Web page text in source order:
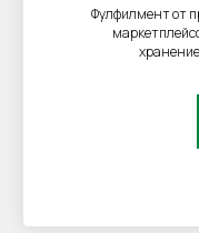
Фулфилмент от